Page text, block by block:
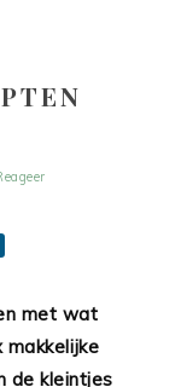
met wat
makkelijke
de kleintjes